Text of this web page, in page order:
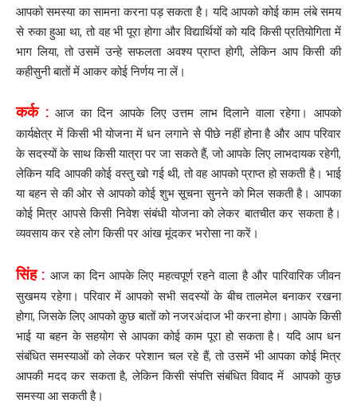
आपको समस्या का सामना करना पड़ सकता है। यदि आपको कोई काम लंबे समय
से रुका हुआ था, तो वह भी पूरा होगा और विद्यार्थियों को यदि किसी प्रतियोगिता में
भाग लिया, तो उसमें उन्हे सफलता अवश्य प्राप्त होगी, लेकिन आप किसी की
कहीसुनी बातों में आकर कोई निर्णय ना लें।
कर्क : आज का दिन आपके लिए उत्तम लाभ दिलाने वाला रहेगा। आपको
कार्यक्षेत्र में किसी भी योजना में धन लगाने से पीछे नहीं होना है और आप परिवार
के सदस्यों के साथ किसी यात्रा पर जा सकते हैं, जो आपके लिए लाभदायक रहेगी,
लेकिन यदि आपकी कोई वस्तु खो गई थी, तो वह आपको प्राप्त हो सकती है। भाई
या बहन से की ओर से आपको कोई शुभ सूचना सुनने को मिल सकती है। आपका
कोई मित्र आपसे किसी निवेश संबंधी योजना को लेकर बातचीत कर सकता है।
व्यवसाय कर रहे लोग किसी पर आंख मूंदकर भरोसा ना करें।
सिंह : आज का दिन आपके लिए महत्वपूर्ण रहने वाला है और पारिवारिक जीवन
सुखमय रहेगा। परिवार में आपको सभी सदस्यों के बीच तालमेल बनाकर रखना
होगा, जिसके लिए आपको कुछ बातों को नजरअंदाज भी करना होगा। आपके किसी
भाई या बहन के सहयोग से आपका कोई काम पूरा हो सकता है। यदि आप धन
संबंधित समस्याओं को लेकर परेशान चल रहे हैं, तो उसमें भी आपका कोई मित्र
आपकी मदद कर सकता है, लेकिन किसी संपत्ति संबंधित विवाद में आपको कुछ
समस्या आ सकती है।